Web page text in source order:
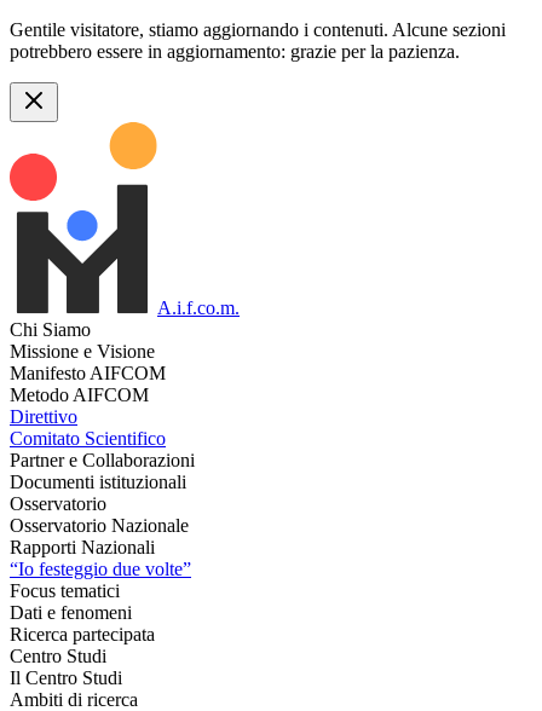
Gentile visitatore, stiamo aggiornando i contenuti. Alcune sezioni
potrebbero essere in aggiornamento: grazie per la pazienza.
A.i.f.co.m.
Chi Siamo
Missione e Visione
Manifesto AIFCOM
Metodo AIFCOM
Direttivo
Comitato Scientifico
Partner e Collaborazioni
Documenti istituzionali
Osservatorio
Osservatorio Nazionale
Rapporti Nazionali
“Io festeggio due volte”
Focus tematici
Dati e fenomeni
Ricerca partecipata
Centro Studi
Il Centro Studi
Ambiti di ricerca